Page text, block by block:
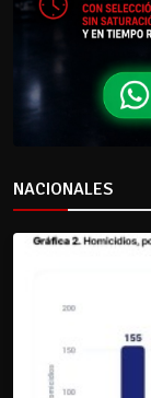
NACIONALES